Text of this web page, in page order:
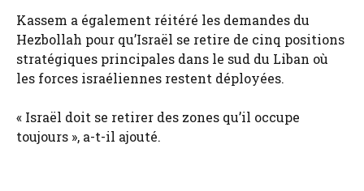
Kassem a également réitéré les demandes du
Hezbollah pour qu’Israël se retire de cinq positions
stratégiques principales dans le sud du Liban où
les forces israéliennes restent déployées.
« Israël doit se retirer des zones qu’il occupe
toujours », a-t-il ajouté.